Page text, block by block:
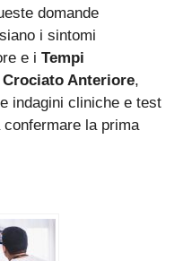
domande
i sintomi
e i Tempi
Anteriore,
indagini cliniche e test
la prima